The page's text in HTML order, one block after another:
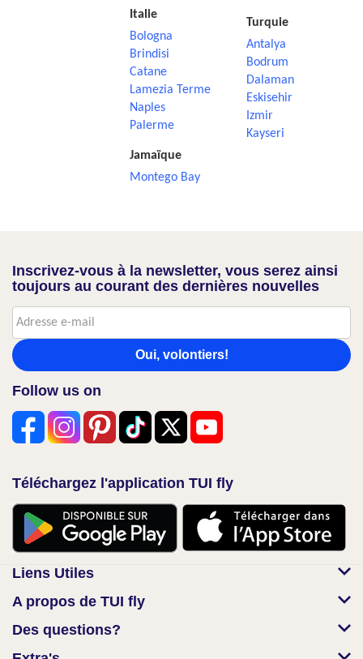
Italie
Bologna
Brindisi
Catane
Lamezia Terme
Naples
Palerme
Jamaïque
Montego Bay
Turquie
Antalya
Bodrum
Dalaman
Eskisehir
Izmir
Kayseri
Inscrivez-vous à la newsletter, vous serez ainsi
toujours au courant des dernières nouvelles
Oui, volontiers!
Follow us on
Téléchargez l'application TUI fly
Liens Utiles
A propos de TUI fly
Des questions?